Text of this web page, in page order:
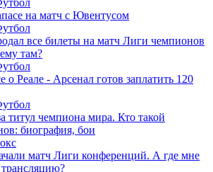
на матч с Ювентусом
все билеты на матч Лиги чемпионов
там?
о Реале - Арсенал готов заплатить 120
титул чемпиона мира. Кто такой
биография, бои
матч Лиги конференций. А где мне